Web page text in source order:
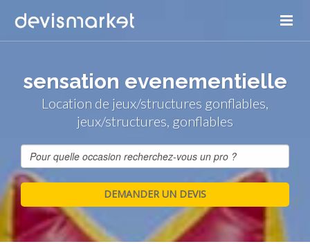
sensation evenementielle
Location de jeux/structures gonflables,
jeux/structures, gonflables